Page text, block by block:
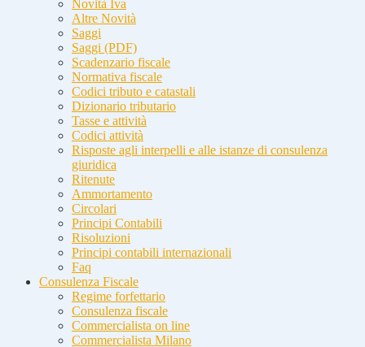
Novità Iva
Altre Novità
Saggi
Saggi (PDF)
Scadenzario fiscale
Normativa fiscale
Codici tributo e catastali
Dizionario tributario
Tasse e attività
Codici attività
Risposte agli interpelli e alle istanze di consulenza
giuridica
Ritenute
Ammortamento
Circolari
Principi Contabili
Risoluzioni
Principi contabili internazionali
Faq
Consulenza Fiscale
Regime forfettario
Consulenza fiscale
Commercialista on line
Commercialista Milano